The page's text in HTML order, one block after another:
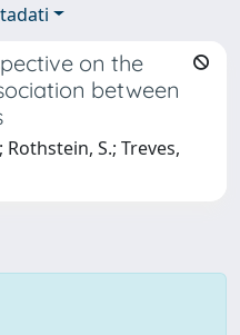
on the
between
S.; Treves,